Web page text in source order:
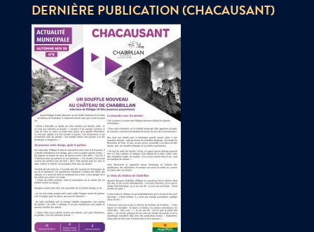
DERNIÈRE PUBLICATION (CHACAUSANT)